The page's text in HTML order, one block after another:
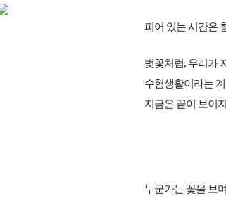
피어 있는 시간은
벚꽃처럼, 우리가
수험생활이라는
지금은 끝이 보이
누군가는 꽃을 보